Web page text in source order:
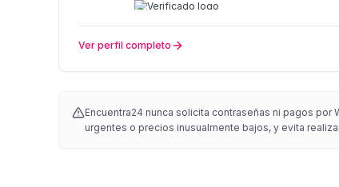
Ver perfil completo
Encuentra24 nunca solicita contraseñas ni pagos
urgentes o precios inusualmente bajos, y evita